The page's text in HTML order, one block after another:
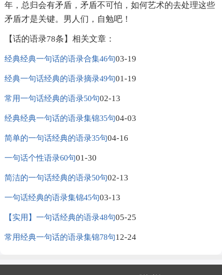
年，总归会有矛盾，矛盾不可怕，如何艺术的去处理这些
矛盾才是关键。男人们，自勉吧！
【话的语录78条】相关文章：
经典经典一句话的语录合集46句03-19
经典一句话经典的语录摘录49句01-19
常用一句话经典的语录50句02-13
经典经典一句话的语录集锦35句04-03
简单的一句话经典的语录35句04-16
一句话个性语录60句01-30
简洁的一句话经典的语录50句02-13
一句话经典的语录集锦45句03-13
【实用】一句话经典的语录48句05-25
常用经典一句话的语录集锦78句12-24